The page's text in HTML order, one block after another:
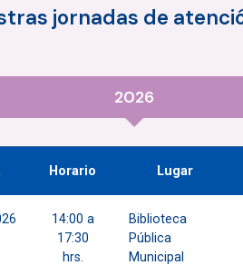
jornadas de
2026
Horario Lugar
14:00 a
17:30
hrs.
Biblioteca
Pública
Municipal